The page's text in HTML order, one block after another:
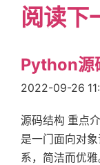
阅读下
Python源
2022-09-26
源码结构 重点
是一门面向对
系，简洁而优